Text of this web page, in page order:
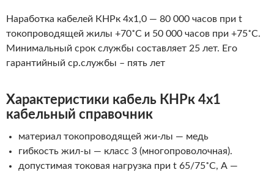
Наработка кабелей КНРк 4х1,0 — 80 000 часов при t
токопроводящей жилы +70˚С и 50 000 часов при +75˚С.
Минимальный срок службы составляет 25 лет. Его
гарантийный ср.службы – пять лет
Характеристики кабель КНРк 4х1
кабельный справочник
материал токопроводящей жи-лы — медь
гибкость жил-ы — класс 3 (многопроволочная).
допустимая токовая нагрузка при t 65/75˚С, А —